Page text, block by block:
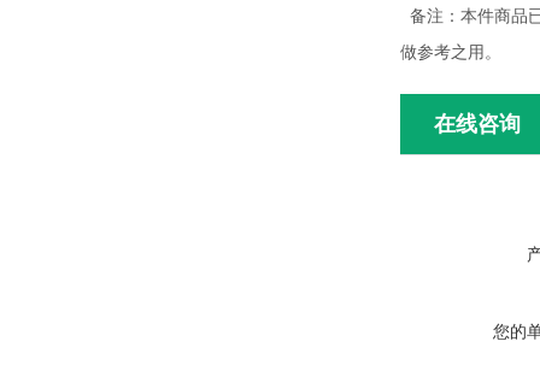
备注：本件商品
做参考之用。
在线咨询
您的